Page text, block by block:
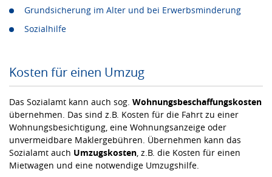
Grundsicherung im Alter und bei Erwerbsminderung
Sozialhilfe
Kosten für einen Umzug
Das Sozialamt kann auch sog. Wohnungsbeschaffungskosten
übernehmen. Das sind z.B. Kosten für die Fahrt zu einer
Wohnungsbesichtigung, eine Wohnungsanzeige oder
unvermeidbare Maklergebühren. Übernehmen kann das
Sozialamt auch Umzugskosten , z.B. die Kosten für einen
Mietwagen und eine notwendige Umzugshilfe.